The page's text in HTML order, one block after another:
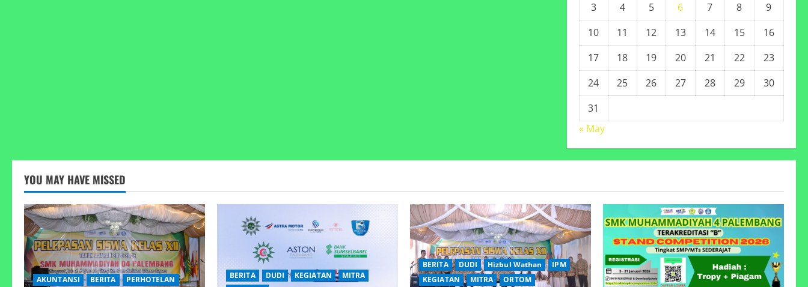
3
4 5 6 7 8
9
10
11 12 13 14 15
16
17
18 19 20 21 22
23
24
25 26 27 28 29
30
31
« May
YOU MAY HAVE MISSED
AKUNTANSI BERITA PERHOTELAN BERITA DUDI KEGIATAN
MITRA
BERITA DUDI Hizbul Wathan
IPM
KEGIATAN
MITRA ORTOM